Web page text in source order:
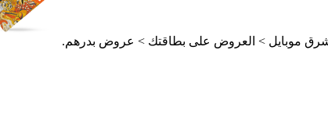
موبايل > العروض على بطاقتك > عروض بدرهم.